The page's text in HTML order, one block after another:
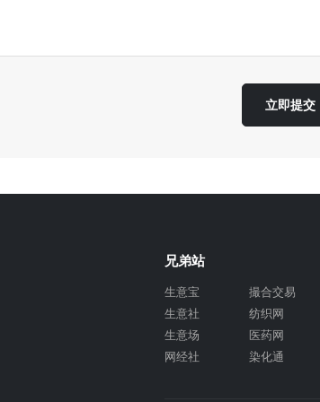
兄弟站
生意宝
生意社
生意场
网经社
撮合交易
纺织网
医药网
染化通